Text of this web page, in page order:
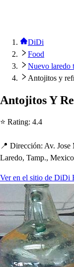
DiDi
Food
Nuevo laredo
Antojitos y
AntojitosY
⭐ Rating: 4.4
📍 Dirección: Av. Jose
Laredo, Tamp., Mexico
Ver en el sitio de DiDi